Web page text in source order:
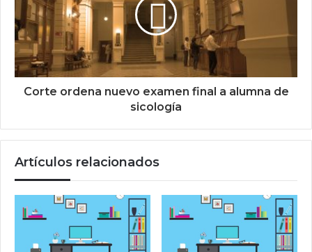
Corte ordena nuevo examen final a alumna de
sicología
Artículos relacionados